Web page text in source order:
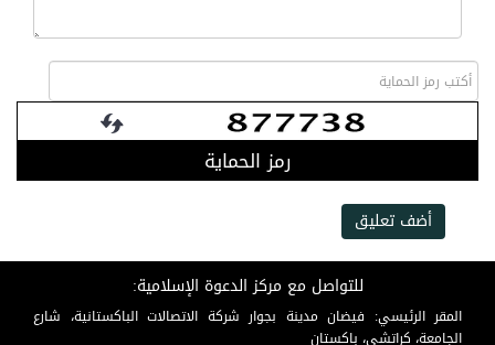
رمز الحماية
أضف تعليق
للتواصل مع مركز الدعوة الإسلامية:
المقر الرئيسي: فيضان مدينة بجوار شركة الاتصالات الباكستانية، شارع
الجامعة، كراتشي، باكستان